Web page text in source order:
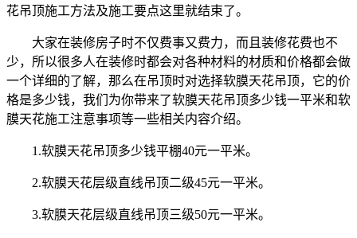
花吊顶施工方法及施工要点这里就结束了。
大家在装修房子时不仅费事又费力，而且装修花费也不
少，所以很多人在装修时都会对各种材料的材质和价格都会做
一个详细的了解，那么在吊顶时对选择软膜天花吊顶，它的价
格是多少钱，我们为你带来了软膜天花吊顶多少钱一平米和软
膜天花施工注意事项等一些相关内容介绍。
1.软膜天花吊顶多少钱平棚40元一平米。
2.软膜天花层级直线吊顶二级45元一平米。
3.软膜天花层级直线吊顶三级50元一平米。